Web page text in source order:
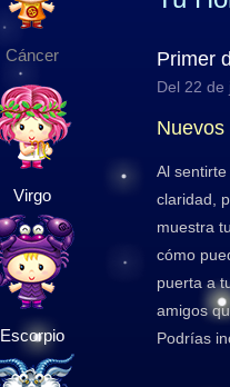
Cáncer
Virgo
Escorpio
Primer
Del 22 de
Al
claridad,
muestra
cómo
puerta a
amigos
Podrías